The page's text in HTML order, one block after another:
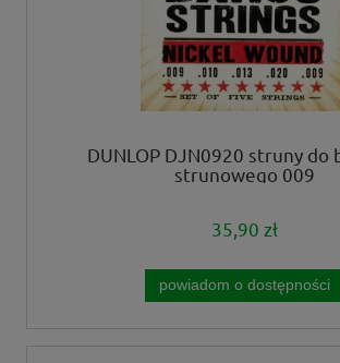
DUNLOP DJN0920 struny do
strunowego 009
35,90 zł
powiadom o dostępności